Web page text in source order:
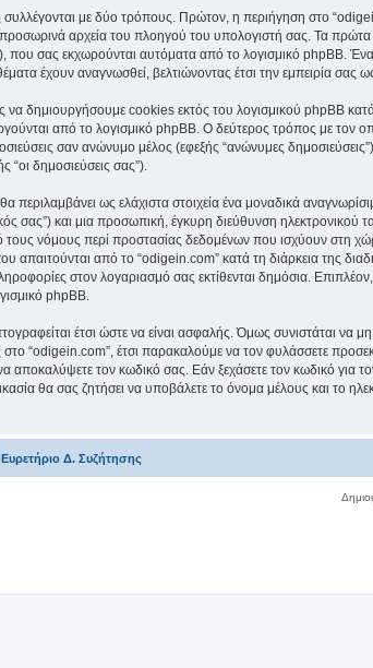
με δύο τρόπους. Πρώτον, η περιήγηση στο
αρχεία του πλοηγού του υπολογιστή σας. Τα
που σας εκχωρούνται αυτόματα από το λογισμικό phpBB. Ένα
έχουν αναγνωσθεί, βελτιώνοντας έτσι την εμπειρία σας
να δημιουργήσουμε cookies εκτός του λογισμικού phpBB
από το λογισμικό phpBB. Ο δεύτερος τρόπος με τον
σαν ανώνυμο μέλος (εφεξής “ανώνυμες
“οι δημοσιεύσεις σας”).
περιλαμβάνει ως ελάχιστα στοιχεία ένα μοναδικά
σας”) και μια προσωπική, έγκυρη διεύθυνση ηλεκτρονικού
τους νόμους περί προστασίας δεδομένων που ισχύουν στη
απαιτούνται από το “odigein.com” κατά τη διάρκεια της
στον λογαριασμό σας εκτίθενται δημόσια.
phpBB.
έτσι ώστε να είναι ασφαλής. Όμως συνιστάται να
“odigein.com”, έτσι παρακαλούμε να τον φυλάσσετε
αποκαλύψετε τον κωδικό σας. Εάν ξεχάσετε τον κωδικό για
θα σας ζητήσει να υποβάλετε το όνομα μέλους και το
Ευρετήριο Δ. Συζήτησης